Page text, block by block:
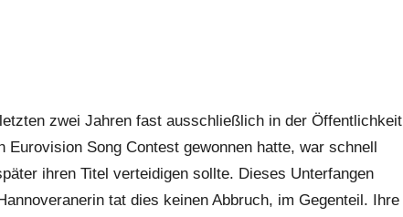
zwei Jahren fast ausschließlich in der Öffentlichkeit
Song Contest gewonnen hatte, war schnell
ihren Titel verteidigen sollte. Dieses Unterfangen
tat dies keinen Abbruch, im Gegenteil. Ihre